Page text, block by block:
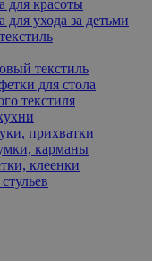
для красоты
для ухода за детьми
текстиль
для стола
текстиля
прихватки
карманы
клеенки